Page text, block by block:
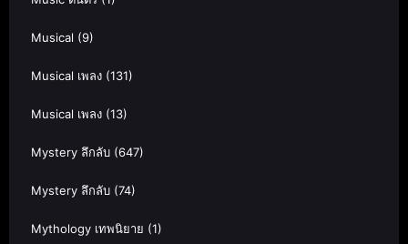
Musical (9)
Musical เพลง (131)
Musical เพลง (13)
Mystery ลึกลับ (647)
Mystery ลึกลับ (74)
Mythology เทพนิยาย (1)